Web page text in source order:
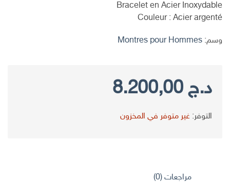
Bracelet en Acier Inoxydable
Couleur : Acier argenté
وسم:Montres pour Hommes
د.ج8.200,00
التوفر:غير متوفر في المخزون
مراجعات (0)